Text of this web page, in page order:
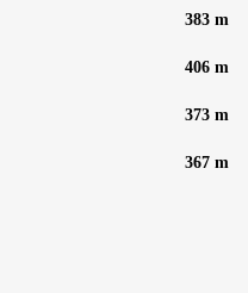
383 m
406 m
373 m
367 m